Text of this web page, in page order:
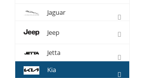
Jaguar
Jeep
Jetta
Kia